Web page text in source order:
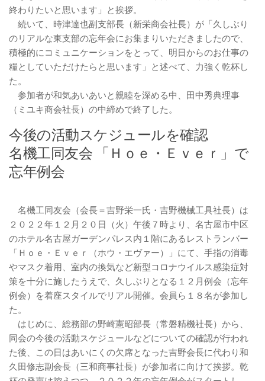
終わりたいと思います」と挨拶。
続いて、時津達也副支部長（新栄商会社長）が「久しぶり
のリアルな東支部の忘年会にお集まりいただきましたので、
積極的にコミュニケーションをとって、明日からのお仕事の
糧としていただけたらと思います」と述べて、力強く乾杯し
た。
参加者が和気あいあいと親睦を深める中、田中秀典理事
（ミユキ商会社長）の中締めで終了した。
今後の活動スケジュールを確認
名機工同友会 「Ｈｏｅ・Ｅｖｅｒ」で
忘年例会
名機工同友会（会長＝吉野栄一氏・吉野機械工具社長）は
２０２２年１２月２０日（火）午後７時より、名古屋市中区
のホテル名古屋ガーデンパレス内１階にあるレストランバー
「Ｈｏｅ・Ｅｖｅｒ（ホウ・エヴァー）」にて、手指の消毒
やマスク着用、室内の換気など新型コロナウイルス感染症対
策を十分に施したうえで、久しぶりとなる１２月例会（忘年
例会）を着座スタイルでリアル開催。会員ら１８名が参加し
た。
はじめに、総務部の野崎憲昭部長（常磐精機社長）から、
同会の今後の活動スケジュールなどについての確認が行われ
た後、この日はあいにくの欠席となった吉野会長に代わり和
久田修志副会長（三和商事社長）が参加者に向けて挨拶。乾